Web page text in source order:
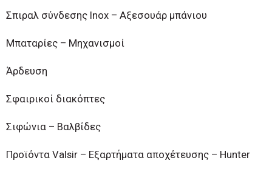
Σπιραλ σύνδεσης Inox – Αξεσουάρ μπάνιου
Μπαταρίες – Μηχανισμοί
Άρδευση
Σφαιρικοί διακόπτες
Σιφώνια – Βαλβίδες
Προϊόντα Valsir – Εξαρτήματα αποχέτευσης – Hunter